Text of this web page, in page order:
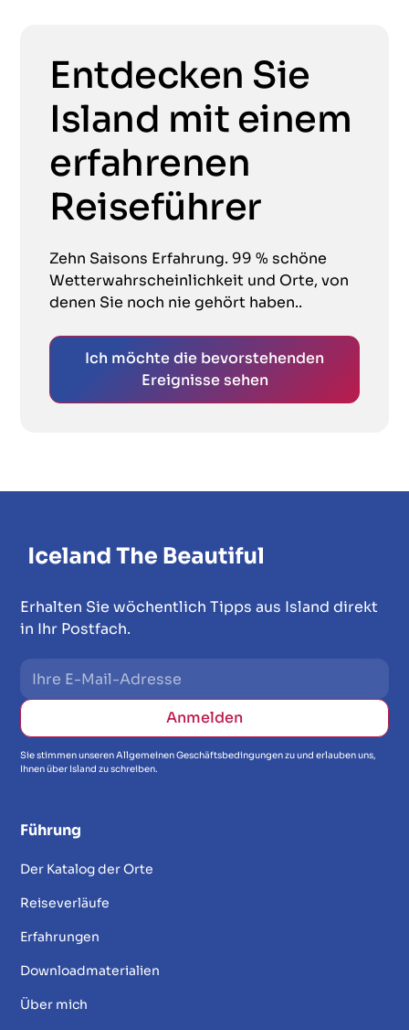
Entdecken Sie
Island mit einem
erfahrenen
Reiseführer
Zehn Saisons Erfahrung. 99 % schöne
Wetterwahrscheinlichkeit und Orte, von
denen Sie noch nie gehört haben..
Ich möchte die bevorstehenden
Ereignisse sehen
Erhalten Sie wöchentlich Tipps aus Island direkt
in Ihr Postfach.
Sie stimmen unseren Allgemeinen Geschäftsbedingungen zu und erlauben uns,
Ihnen über Island zu schreiben.
Führung
Der Katalog der Orte
Reiseverläufe
Erfahrungen
Downloadmaterialien
Über mich